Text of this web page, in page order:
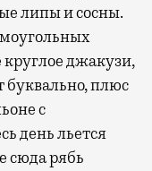
липы и сосны.
джакузи,
буквально, плюс
с
день льется
сюда рябь